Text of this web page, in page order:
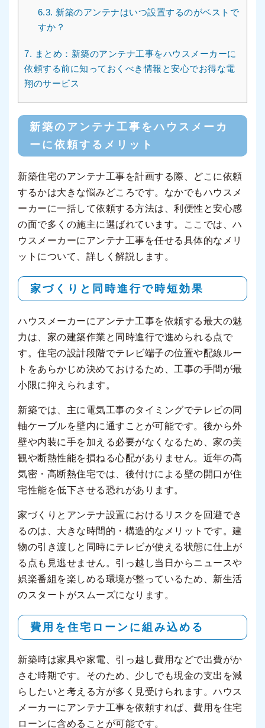
6.3. 新築のアンテナはいつ設置するのがベストで
すか？
7. まとめ：新築のアンテナ工事をハウスメーカーに
依頼する前に知っておくべき情報と安心でお得な電
翔のサービス
新築のアンテナ工事をハウスメーカ
ーに依頼するメリット
新築住宅のアンテナ工事を計画する際、どこに依頼
するかは大きな悩みどころです。なかでもハウスメ
ーカーに一括して依頼する方法は、利便性と安心感
の面で多くの施主に選ばれています。ここでは、ハ
ウスメーカーにアンテナ工事を任せる具体的なメリ
ットについて、詳しく解説します。
家づくりと同時進行で時短効果
ハウスメーカーにアンテナ工事を依頼する最大の魅
力は、家の建築作業と同時進行で進められる点で
す。住宅の設計段階でテレビ端子の位置や配線ルー
トをあらかじめ決めておけるため、工事の手間が最
小限に抑えられます。
新築では、主に電気工事のタイミングでテレビの同
軸ケーブルを壁内に通すことが可能です。後から外
壁や内装に手を加える必要がなくなるため、家の美
観や断熱性能を損ねる心配がありません。近年の高
気密・高断熱住宅では、後付けによる壁の開口が住
宅性能を低下させる恐れがあります。
家づくりとアンテナ設置におけるリスクを回避でき
るのは、大きな時間的・構造的なメリットです。建
物の引き渡しと同時にテレビが使える状態に仕上が
る点も見逃せません。引っ越し当日からニュースや
娯楽番組を楽しめる環境が整っているため、新生活
のスタートがスムーズになります。
費用を住宅ローンに組み込める
新築時は家具や家電、引っ越し費用などで出費がか
さむ時期です。そのため、少しでも現金の支出を減
らしたいと考える方が多く見受けられます。ハウス
メーカーにアンテナ工事を依頼すれば、費用を住宅
ローンに含めることが可能です。